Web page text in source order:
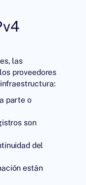
las
proveedores
parte o
son
del
están